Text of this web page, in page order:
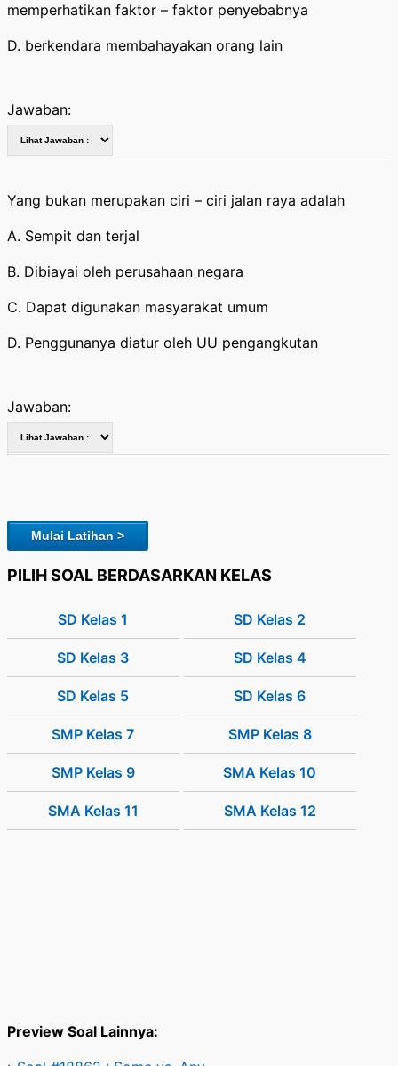
memperhatikan faktor – faktor penyebabnya
D. berkendara membahayakan orang lain
Jawaban:
Yang bukan merupakan ciri – ciri jalan raya adalah
A. Sempit dan terjal
B. Dibiayai oleh perusahaan negara
C. Dapat digunakan masyarakat umum
D. Penggunanya diatur oleh UU pengangkutan
Jawaban:
Mulai Latihan >
PILIH SOAL BERDASARKAN KELAS
SD Kelas 1 SD Kelas 2
SD Kelas 3 SD Kelas 4
SD Kelas 5 SD Kelas 6
SMP Kelas 7 SMP Kelas 8
SMP Kelas 9 SMA Kelas 10
SMA Kelas 11 SMA Kelas 12
Preview Soal Lainnya: